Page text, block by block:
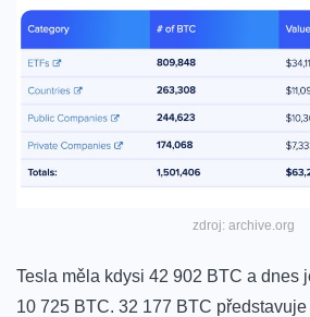
zdroj: archive.org
Tesla měla kdysi 42 902 BTC a dnes
10 725 BTC. 32 177 BTC